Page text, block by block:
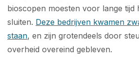
bioscopen moesten voor lange tijd
sluiten. Deze bedrijven kwamen
staan, en zijn grotendeels door
overheid overeind gebleven.